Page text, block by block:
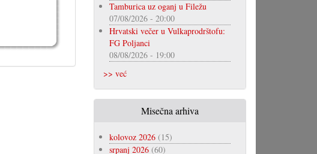
Tamburica uz oganj u Filežu
07/08/2026 - 20:00
Hrvatski večer u Vulkaprodrštofu:
FG Poljanci
08/08/2026 - 19:00
>> već
Misečna arhiva
kolovoz 2026(15)
srpanj 2026(60)